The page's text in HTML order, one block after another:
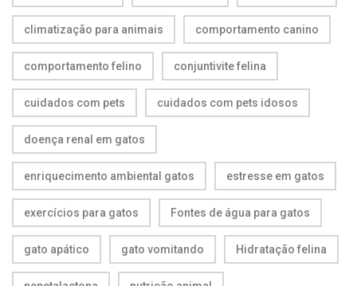
climatização para animais comportamento canino
comportamento felino conjuntivite felina
cuidados com pets cuidados com pets idosos
doença renal em gatos
enriquecimento ambiental gatos estresse em gatos
exercícios para gatos Fontes de água para gatos
gato apático gato vomitando Hidratação felina